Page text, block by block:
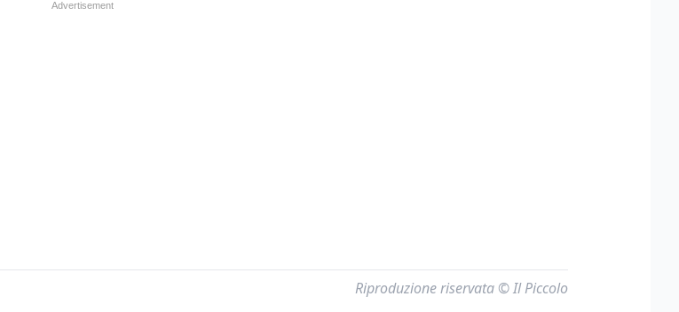
Riproduzione riservata © Il Piccolo